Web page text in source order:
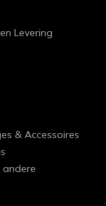
Levering
& Accessoires
andere